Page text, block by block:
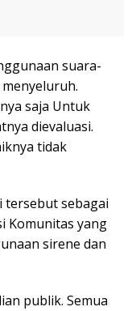
suara-
saja Untuk
dievaluasi.
tidak
tersebut sebagai
Komunitas yang
sirene dan
publik. Semua